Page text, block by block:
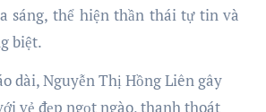
sáng, thể hiện thần thái tự tin và
biệt.
dài, Nguyễn Thị Hồng Liên gây
vẻ đẹp ngọt ngào, thanh thoát